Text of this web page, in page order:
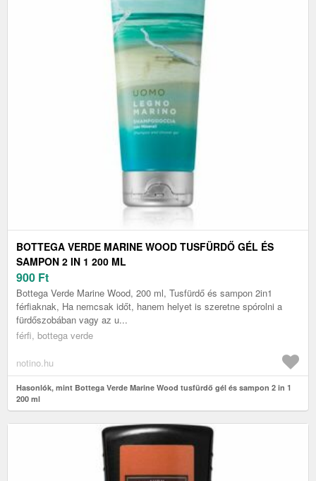
BOTTEGA VERDE MARINE WOOD TUSFÜRDŐ GÉL ÉS
SAMPON 2 IN 1 200 ML
900 Ft
Bottega Verde Marine Wood, 200 ml, Tusfürdő és sampon 2in1
férfiaknak, Ha nemcsak időt, hanem helyet is szeretne spórolni a
fürdőszobában vagy az u...
férfi, bottega verde
notino.hu
Hasonlók, mint Bottega Verde Marine Wood tusfürdő gél és sampon 2 in 1
200 ml